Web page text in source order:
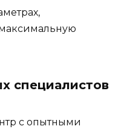
специалистов
с опытными